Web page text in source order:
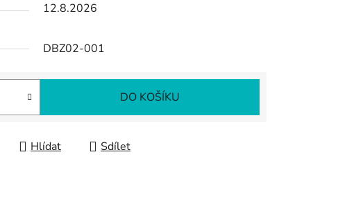
12.8.2026
DBZ02-001
DO KOŠÍKU
Hlídat Sdílet